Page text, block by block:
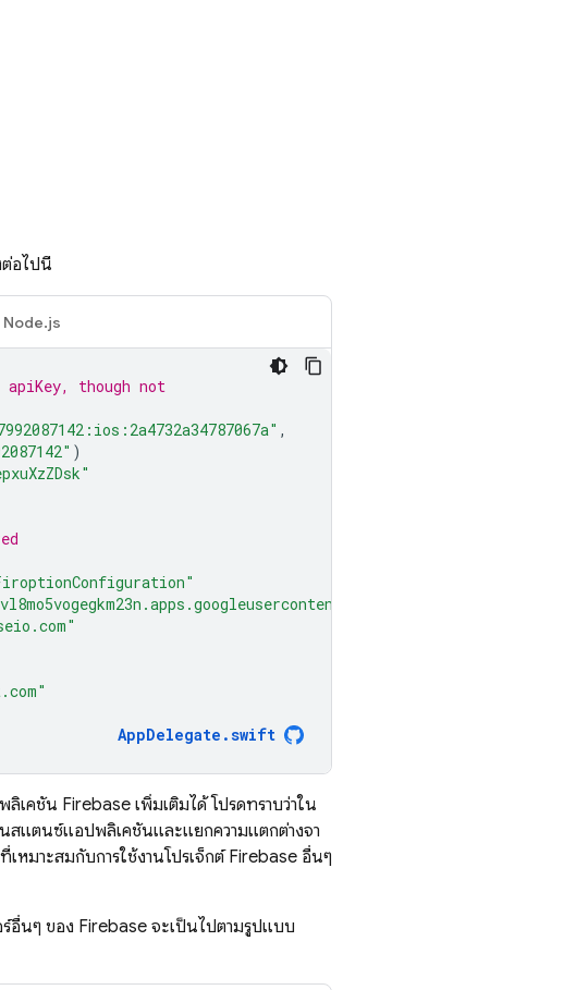
ต่อไปนี้
Node.js
though not
,
)
AppDelegate .swift
คชัน Firebase เพิ่มเติมได้ โปรดทราบว่าใน
แตนซ์แอปพลิเคชันและแยกความแตกต่างจา
หมาะสมกับการใช้งานโปรเจ็กต์ Firebase อื่นๆ
อื่นๆ ของ Firebase จะเป็นไปตามรูปแบบ